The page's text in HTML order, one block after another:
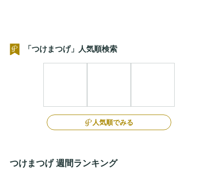
「つけまつげ」人気順検索
人気順でみる
つけまつげ 週間ランキング